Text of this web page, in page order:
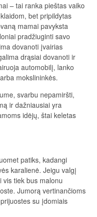
– tai ranka pieštas vaiko
bet pripildytas
mamai pavyksta
pradžiuginti savo
dovanoti įvairias
drąsiai dovanoti ir
automobilį, lanko
mokslininkės.
svarbu nepamiršti,
ir dažniausiai yra
idėjų, štai keletas
patiks, kadangi
karalienė. Jeigu valgį
tiek bus malonu
Jumorą vertinančioms
su įdomiais